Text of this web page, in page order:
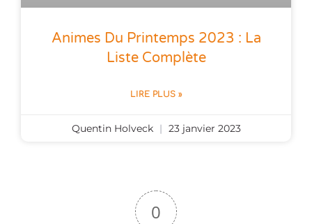
Animes Du Printemps 2023 : La
Liste Complète
LIRE PLUS »
Quentin Holveck 23 janvier 2023
0